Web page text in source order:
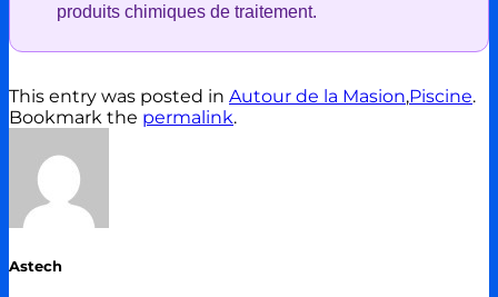
produits chimiques de traitement.
This entry was posted in Autour de la Masion,Piscine.
Bookmark the permalink.
Astech